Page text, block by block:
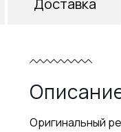
Оригинальный
Доставка